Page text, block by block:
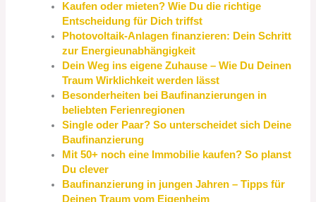
Kaufen oder mieten? Wie Du die richtige
Entscheidung für Dich triffst
Photovoltaik-Anlagen finanzieren: Dein Schritt
zur Energieunabhängigkeit
Dein Weg ins eigene Zuhause – Wie Du Deinen
Traum Wirklichkeit werden lässt
Besonderheiten bei Baufinanzierungen in
beliebten Ferienregionen
Single oder Paar? So unterscheidet sich Deine
Baufinanzierung
Mit 50+ noch eine Immobilie kaufen? So planst
Du clever
Baufinanzierung in jungen Jahren – Tipps für
Deinen Traum vom Eigenheim